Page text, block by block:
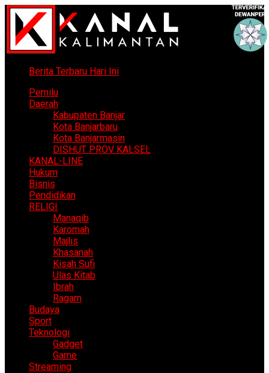
Berita Terbaru Hari Ini
Pemilu
Daerah
Kabupaten Banjar
Kota Banjarbaru
Kota Banjarmasin
DISHUT PROV KALSEL
KANAL-LINE
Hukum
Bisnis
Pendidikan
RELIGI
Manaqib
Karomah
Majlis
Khasanah
Kisah Sufi
Ulas Kitab
Ibrah
Ragam
Budaya
Sport
Teknologi
Gadget
Game
Streaming